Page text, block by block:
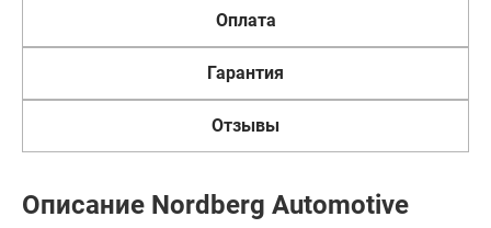
Оплата
Гарантия
Отзывы
Описание Nordberg Automotive